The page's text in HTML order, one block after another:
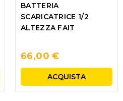
BATTERIA
SCARICATRICE 1/2
ALTEZZA FAIT
66,00 €
ACQUISTA